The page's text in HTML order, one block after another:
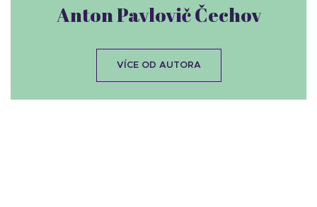
Anton Pavlovič Čechov
VÍCE OD AUTORA